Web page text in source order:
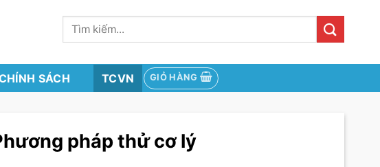
Tìm
kiếm:
SÁCH TCVN GIỎ HÀNG
pháp thử cơ lý